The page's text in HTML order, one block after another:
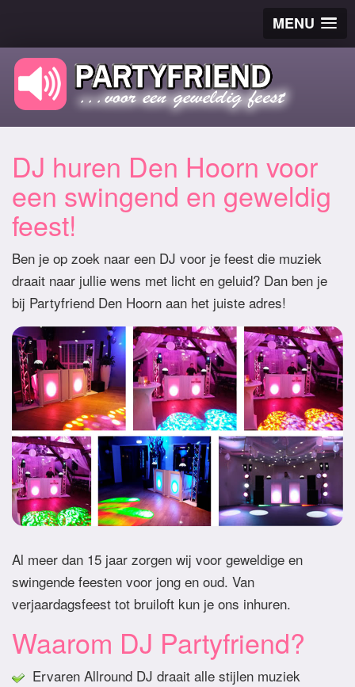
MENU
DJ huren Den Hoorn voor
een swingend en geweldig
feest!
Ben je op zoek naar een DJ voor je feest die muziek
draait naar jullie wens met licht en geluid? Dan ben je
bij Partyfriend Den Hoorn aan het juiste adres!
Al meer dan 15 jaar zorgen wij voor geweldige en
swingende feesten voor jong en oud. Van
verjaardagsfeest tot bruiloft kun je ons inhuren.
Waarom DJ Partyfriend?
Ervaren Allround DJ draait alle stijlen muziek